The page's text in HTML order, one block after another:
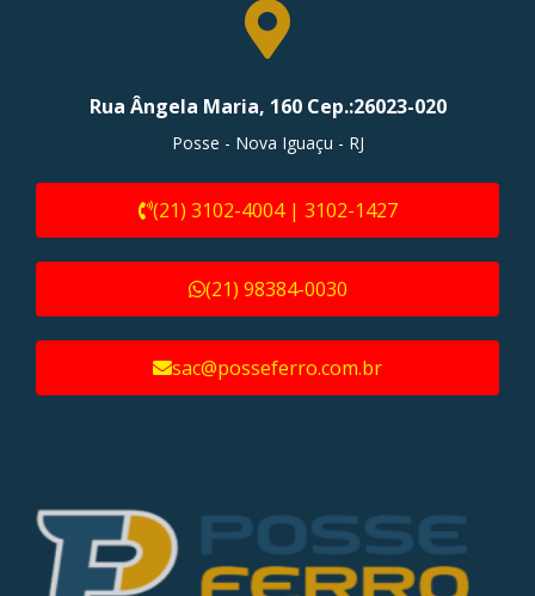
Rua Ângela Maria, 160 Cep.:26023-020
Posse - Nova Iguaçu - RJ
(21) 3102-4004 | 3102-1427
(21) 98384-0030
sac@posseferro.com.br